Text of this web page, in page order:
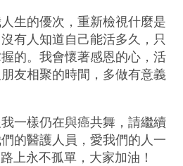
生的優次，重新檢視什麼是
有人知道自己能活多久，只
的。我會懷著感恩的心，活
友相聚的時間，多做有意義
一樣仍在與癌共舞，請繼續
的醫護人員，愛我們的人一
上永不孤單，大家加油！